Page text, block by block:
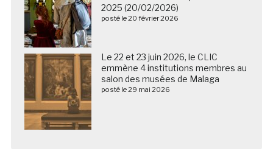
2025 (20/02/2026)
posté le 20 février 2026
Le 22 et 23 juin 2026, le CLIC
emmène 4 institutions membres au
salon des musées de Malaga
posté le 29 mai 2026